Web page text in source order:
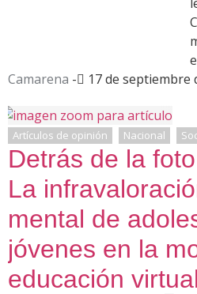
Camarena - 17 de septiembre
Artículos de opinión Nacional
Detrás de la
La
mental de
jóvenes en la
educación virtual